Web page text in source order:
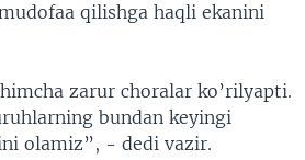
qilishga haqli ekanini
zarur choralar ko’rilyapti.
bundan keyingi
olamiz”, - dedi vazir.